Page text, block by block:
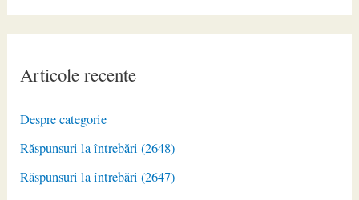
Articole recente
Despre categorie
Răspunsuri la întrebări (2648)
Răspunsuri la întrebări (2647)